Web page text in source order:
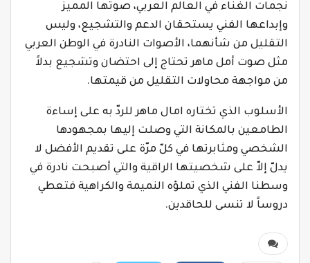
نجمات الغناء في العالم العربي، صوتها المميز
وإبداعها الفني يستحقان الدعم والتشجيع، وليس
التقليل من شأنهما، الأصوات النادرة في الوطن العربي
مثل صوت أمل ماهر تحتاج إلى احتضان وتشجيع بدلاً
من مواجهة محاولات التقليل من قيمتها.
الأسلوب الذي تختاره امال ماهر للردّ به على إساءة
الطامعين بالمكانة التي وصلت إليها بمجهودها
الشخصي ومثابرتها في كلّ مرّة على تقديم الأفضل لا
يدلّ إلاّ على شخصيتها الراقية والتي أصبحت نادرة في
وسطنا الفني الذي تملؤه النميمة والكراهية فتعطي
دروساً لا تنسى للحاقدين.